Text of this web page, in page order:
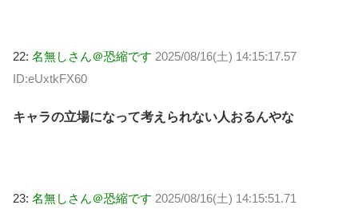
22: 名無しさん＠恐縮です 2025/08/16(土) 14:15:17.57
ID:eUxtkFX60
キャラの立場になって考えられない人おるんやな
23: 名無しさん＠恐縮です 2025/08/16(土) 14:15:51.71